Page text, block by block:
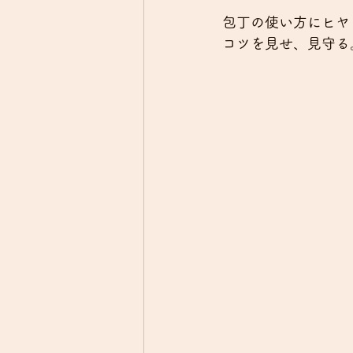
包丁の使い方にヒヤ
コツを見せ、見守る